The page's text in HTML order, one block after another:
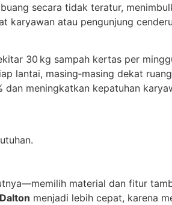
secara tidak teratur,
karyawan atau pengunjung
30 kg sampah kertas per
lantai, masing‑masing dekat
dan meningkatkan kepatuhan
material dan fitur
menjadi lebih cepat, karena